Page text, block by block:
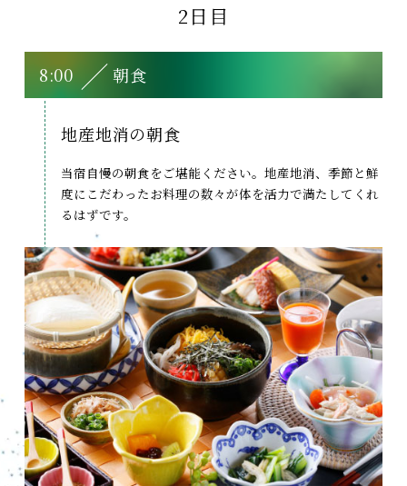
2日目
8:00 朝食
地産地消の朝食
当宿自慢の朝食をご堪能ください。地産地消、季節と鮮
度にこだわったお料理の数々が体を活力で満たしてくれ
るはずです。